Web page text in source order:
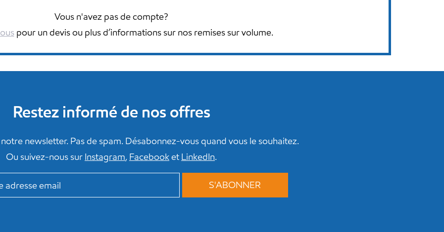
Vous n'avez pas de compte?
pour un devis ou plus d’informations sur nos remises sur volume.
Restez informé de nos offres
newsletter. Pas de spam. Désabonnez-vous quand vous le souhaitez.
Ou suivez-nous sur Instagram, Facebooket LinkedIn.